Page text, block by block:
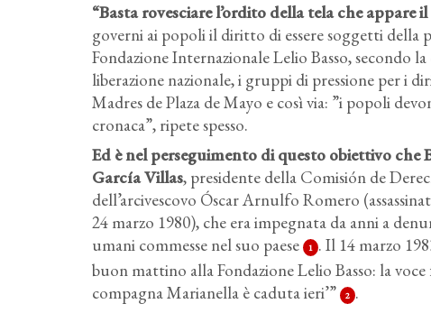
“Basta rovesciare l’ordito della tela che
governi ai popoli il diritto di essere soggetti della
Fondazione Internazionale Lelio Basso, secondo
liberazione nazionale, i gruppi di pressione per i
Madres de Plaza de Mayo e così via: ”i popoli
cronaca”, ripete spesso.
Ed è nel perseguimento di questo obiettivo
García Villas, presidente della Comisión de
dell’arcivescovo Óscar Arnulfo Romero
24 marzo 1980), che era impegnata da anni a
umani commesse nel suo paese
1 . Il 14 marzo
buon mattino alla Fondazione Lelio Basso: la
compagna Marianella è caduta ieri’”
2 .